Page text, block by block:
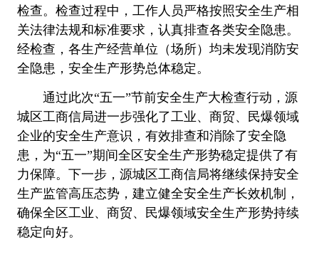
检查。检查过程中，工作人员严格按照安全生产相
关法律法规和标准要求，认真排查各类安全隐患。
经检查，各生产经营单位（场所）均未发现消防安
全隐患，安全生产形势总体稳定。
通过此次“五一”节前安全生产大检查行动，源
城区工商信局进一步强化了工业、商贸、民爆领域
企业的安全生产意识，有效排查和消除了安全隐
患，为“五一”期间全区安全生产形势稳定提供了有
力保障。下一步，源城区工商信局将继续保持安全
生产监管高压态势，建立健全安全生产长效机制，
确保全区工业、商贸、民爆领域安全生产形势持续
稳定向好。